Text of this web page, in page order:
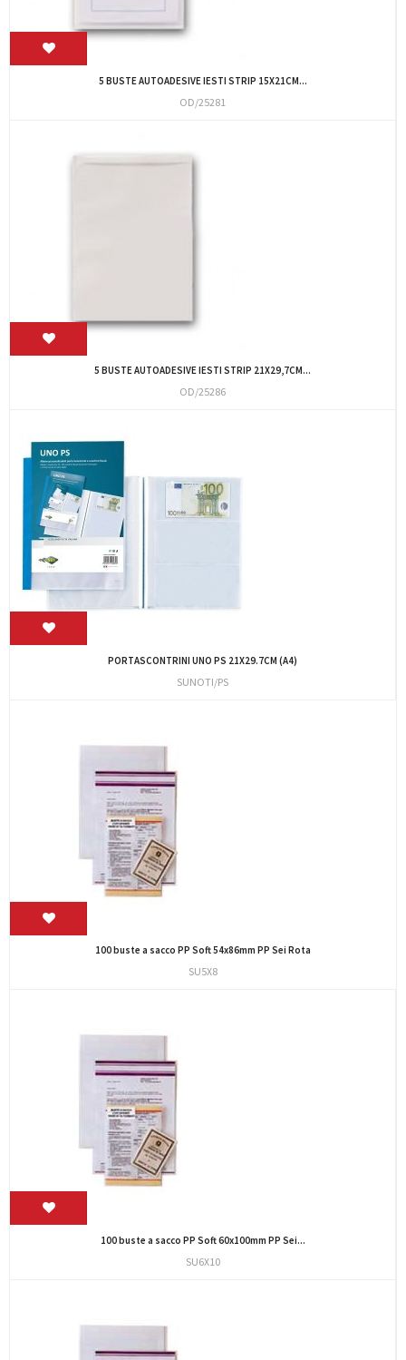
5 BUSTE AUTOADESIVE IESTI STRIP 15X21CM...
OD/25281
5 BUSTE AUTOADESIVE IESTI STRIP 21X29,7CM...
OD/25286
PORTASCONTRINI UNO PS 21X29.7CM (A4)
SUNOTI/PS
100 buste a sacco PP Soft 54x86mm PP Sei Rota
SU5X8
100 buste a sacco PP Soft 60x100mm PP Sei...
SU6X10